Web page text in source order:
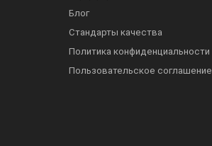
Блог
Стандарты качества
Политика конфиденциальности
Пользовательское соглашение